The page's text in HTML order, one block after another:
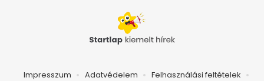
Impresszum Adatvédelem Felhasználási feltételek